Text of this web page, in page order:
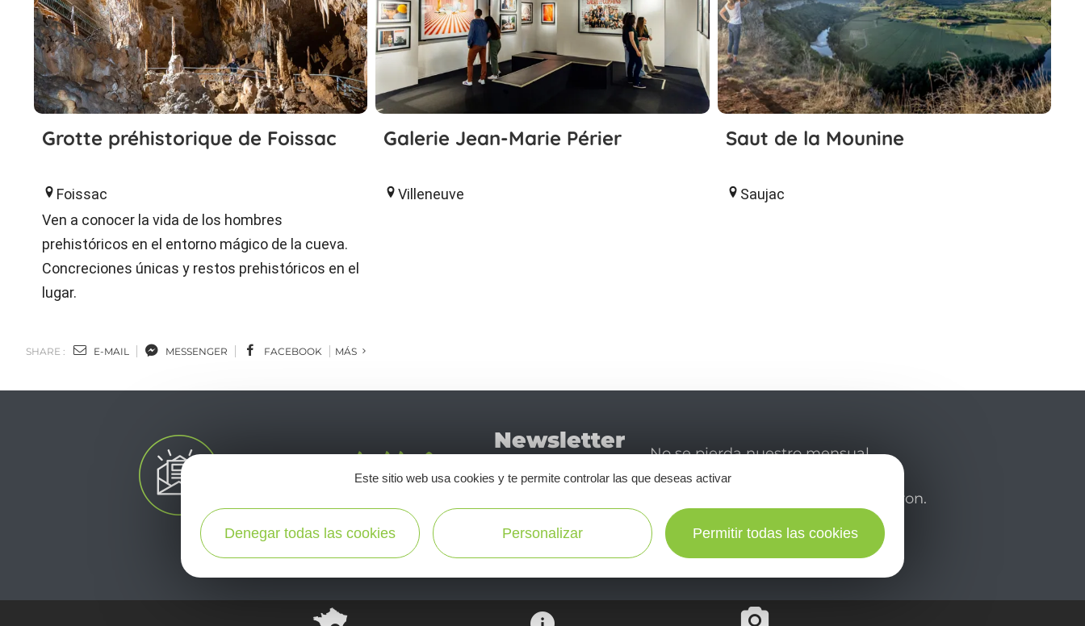
Grotte préhistorique de Foissac
Foissac
Ven a conocer la vida de los hombres
prehistóricos en el entorno mágico de la cueva.
Concreciones únicas y restos prehistóricos en el
lugar.
Galerie Jean-Marie Périer
Villeneuve
Saut de la Mounine
Saujac
SHARE : E-MAIL MESSENGER FACEBOOK MÁS
Newsletter
Tourismo
en Aveyron
No se pierda nuestro mensual
newsletter y déjese inspirar para
disfrutar de su estancia en el Aveyron.
¡SUSCRÍBASE A NUESTRO NEWSLETTER AQUÍ!
Este sitio web usa cookies y te permite controlar las que deseas activar
Denegar todas las cookies Personalizar Permitir todas las cookies